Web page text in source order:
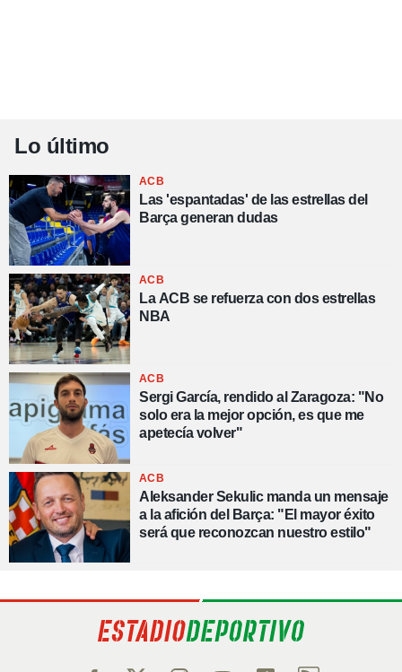
Lo último
ACB
Las 'espantadas' de las estrellas del
Barça generan dudas
ACB
La ACB se refuerza con dos estrellas
NBA
ACB
Sergi García, rendido al Zaragoza: "No
solo era la mejor opción, es que me
apetecía volver"
ACB
Aleksander Sekulic manda un mensaje
a la afición del Barça: "El mayor éxito
será que reconozcan nuestro estilo"